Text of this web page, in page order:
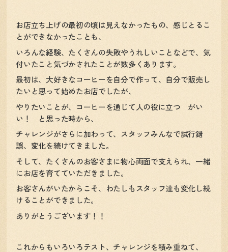
お店立ち上げの最初の頃は見えなかったもの、感じとるこ
とができなかったことも、
いろんな経験、たくさんの失敗やうれしいことなどで、気
付いたこと気づかされたことが数多くあります。
最初は、大好きなコーヒーを自分で作って、自分で販売し
たいと思って始めたお店でしたが、
やりたいことが、コーヒーを通じて人の役に立つ がい
い！ と思った時から、
チャレンジがさらに加わって、スタッフみんなで試行錯
誤、変化を続けてきました。
そして、たくさんのお客さまに物心両面で支えられ、一緒
にお店を育てていただきました。
お客さんがいたからこそ、わたしもスタッフ達も変化し続
けることができました。
ありがとうございます！！
これからもいろいろテスト、チャレンジを積み重ねて、